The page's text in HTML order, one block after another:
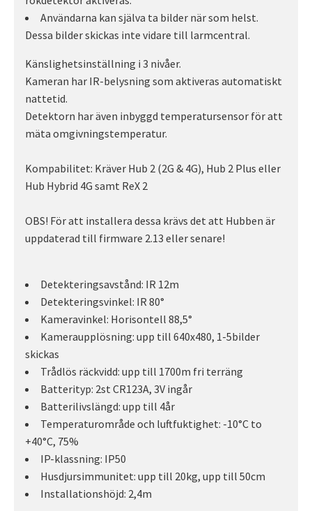
Användarna kan själva ta bilder när som helst.
Dessa bilder skickas inte vidare till larmcentral.
Känslighetsinställning i 3 nivåer.
Kameran har IR-belysning som aktiveras automatiskt
nattetid.
Detektorn har även inbyggd temperatursensor för att
mäta omgivningstemperatur.
Kompabilitet: Kräver Hub 2 (2G & 4G), Hub 2 Plus eller
Hub Hybrid 4G samt ReX 2
OBS! För att installera dessa krävs det att Hubben är
uppdaterad till firmware 2.13 eller senare!
Detekteringsavstånd: IR 12m
Detekteringsvinkel: IR 80°
Kameravinkel: Horisontell 88,5°
Kameraupplösning: upp till 640x480, 1-5bilder
skickas
Trådlös räckvidd: upp till 1700m fri terräng
Batterityp: 2st CR123A, 3V ingår
Batterilivslängd: upp till 4år
Temperaturområde och luftfuktighet: -10°C to
+40°C, 75%
IP-klassning: IP50
Husdjursimmunitet: upp till 20kg, upp till 50cm
Installationshöjd: 2,4m